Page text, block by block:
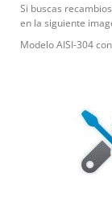
Si buscas
en la siguiente
Modelo AISI-304